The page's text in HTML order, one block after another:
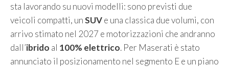
sta lavorando su nuovi modelli: sono previsti due
veicoli compatti, unSUVe una classica due volumi, con
arrivo stimato nel 2027 e motorizzazioni che andranno
dall’ibrido al 100% elettrico. Per Maserati è stato
annunciato il posizionamento nel segmento E e un piano